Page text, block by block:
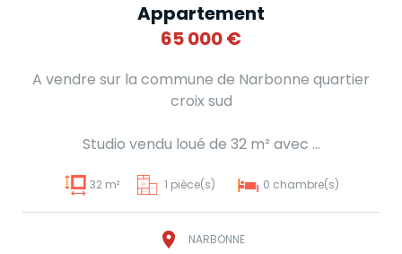
Appartement
65 000€
A vendre sur la commune de Narbonne quartier
croix sud
Studio vendu loué de 32 m² avec ...
32 m² 1 pièce(s) 0 chambre(s)
NARBONNE